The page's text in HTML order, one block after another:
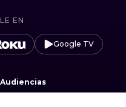
EN
Google TV